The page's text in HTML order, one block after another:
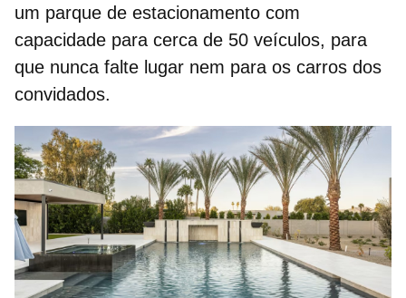
um parque de estacionamento com
capacidade para cerca de 50 veículos, para
que nunca falte lugar nem para os carros dos
convidados.